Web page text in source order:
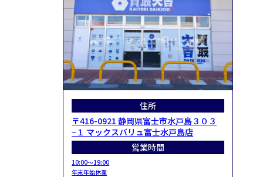
住所
〒416-0921 静岡県富士市水戸島３０３
−１ マックスバリュ富士水戸島店
営業時間
10:00～19:00
年末年始休業